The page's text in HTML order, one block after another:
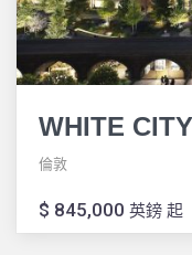
WHITE
倫敦
$ 845,000 英鎊 起